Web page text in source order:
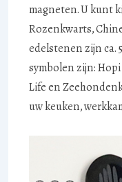
magneten. U kunt
Rozenkwarts,
edelstenen zijn ca.
symbolen zijn:
Life en
uw keuken,